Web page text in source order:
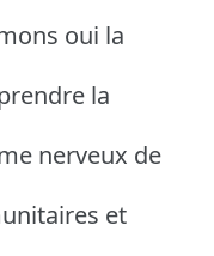
oui la
la
nerveux de
et